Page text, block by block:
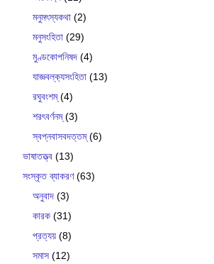
মনুমৎস্যকথা (2)
মনুসংহিতা (29)
মুণ্ডকোপনিষদ (4)
যাজ্ঞবল্ক‍্যসংহিতা (13)
রঘুবংশম্(4)
শরৎবর্ণনম্(3)
স্বপ্নবাসবদত্তম্(6)
ভাষাতত্ত্ব (13)
সংস্কৃত ব্যাকরণ(63)
অনুবাদ (3)
কারক (31)
প্রত্যয় (8)
সমাস (12)